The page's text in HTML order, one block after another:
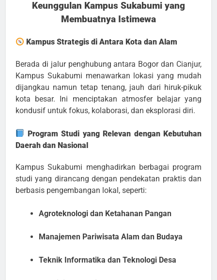
Keunggulan Kampus Sukabumi yang
Membuatnya Istimewa
Kampus Strategis di Antara Kota dan Alam
Berada di jalur penghubung antara Bogor dan Cianjur,
Kampus Sukabumi menawarkan lokasi yang mudah
dijangkau namun tetap tenang, jauh dari hiruk-pikuk
kota besar. Ini menciptakan atmosfer belajar yang
kondusif untuk fokus, kolaborasi, dan eksplorasi diri.
Program Studi yang Relevan dengan Kebutuhan
Daerah dan Nasional
Kampus Sukabumi menghadirkan berbagai program
studi yang dirancang dengan pendekatan praktis dan
berbasis pengembangan lokal, seperti:
Agroteknologi dan Ketahanan Pangan
Manajemen Pariwisata Alam dan Budaya
Teknik Informatika dan Teknologi Desa